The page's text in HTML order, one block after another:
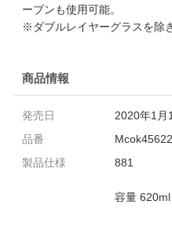
ーブンも使用可能。
※ダブルレイヤーグラスを除
商品情報
発売日
2020年1月
品番
製品仕様
881
容量 620ml